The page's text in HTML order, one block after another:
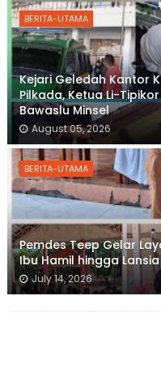
BERITA-UTAMA
Kejari Geledah Kantor
Pilkada, Ketua Li-
Bawaslu Minsel
August 05, 2026
BERITA-UTAMA
Pemdes Teep Gelar
Ibu Hamil hingga Lansia
July 14, 2026